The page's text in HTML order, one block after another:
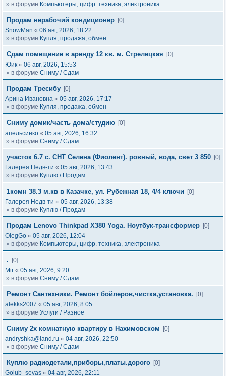
» в форуме Компьютеры, цифр. техника, электроника
Продам нерабочий кондиционер [0]
SnowMan « 06 авг, 2026, 18:22
» в форуме Купля, продажа, обмен
Сдам помещение в аренду 12 кв. м. Стрелецкая
[0]
Юик « 06 авг, 2026, 15:53
» в форуме Сниму / Сдам
Продам Тресибу [0]
Арина Ивановна « 05 авг, 2026, 17:17
» в форуме Купля, продажа, обмен
Сниму домик/часть дома/студию [0]
апельсинко « 05 авг, 2026, 16:32
» в форуме Сниму / Сдам
участок 6.7 с. СНТ Селена (Фиолент). ровный, вода, свет 3 850 [0]
Галерея Недв-ти « 05 авг, 2026, 13:43
» в форуме Куплю / Продам
1комн 38.3 м.кв в Казачке, ул. Рубежная 18, 4/4 ключи
[0]
Галерея Недв-ти « 05 авг, 2026, 13:38
» в форуме Куплю / Продам
Продам Lenovo Thinkpad X380 Yoga. Ноутбук-трансформер [0]
OlegGo « 05 авг, 2026, 12:04
» в форуме Компьютеры, цифр. техника, электроника
.
[0]
Mir « 05 авг, 2026, 9:20
» в форуме Сниму / Сдам
Ремонт Сантехники. Ремонт бойлеров,чистка,установка.
[0]
alekks2007 « 05 авг, 2026, 8:05
» в форуме Услуги / Разное
Сниму 2х комнатную квартиру в Нахимовском
[0]
andryshka@land.ru « 04 авг, 2026, 22:50
» в форуме Сниму / Сдам
Куплю радиодетали,приборы,платы.дорого [0]
Golub_sevas « 04 авг, 2026, 22:11